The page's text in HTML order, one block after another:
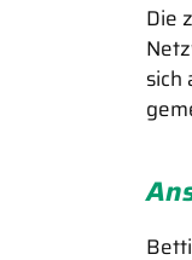
Die
sich